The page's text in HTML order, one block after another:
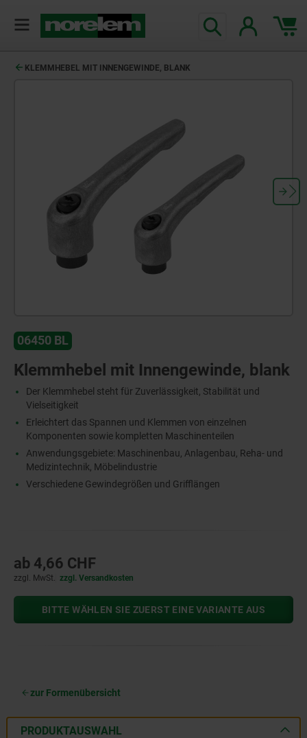
KLEMMHEBEL MIT INNENGEWINDE, BLANK
06450 BL
Klemmhebel mit Innengewinde, blank
Der Klemmhebel steht für Zuverlässigkeit, Stabilität und
Vielseitigkeit
Erleichtert das Spannen und Klemmen von einzelnen
Komponenten sowie kompletten Maschinenteilen
Anwendungsgebiete: Maschinenbau, Anlagenbau, Reha- und
Medizintechnik, Möbelindustrie
Verschiedene Gewindegrößen und Grifflängen
ab 4,66 CHF
zzgl. MwSt. zzgl. Versandkosten
BITTE WÄHLEN SIE ZUERST EINE VARIANTE AUS
zur Formenübersicht
PRODUKTAUSWAHL